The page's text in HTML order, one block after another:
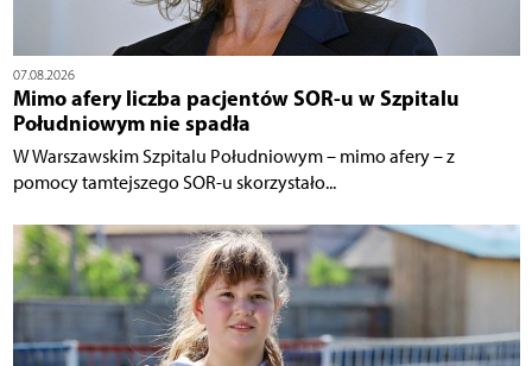
07.08.2026
Mimo afery liczba pacjentów SOR-u w Szpitalu
Południowym nie spadła
W Warszawskim Szpitalu Południowym – mimo afery – z
pomocy tamtejszego SOR-u skorzystało...